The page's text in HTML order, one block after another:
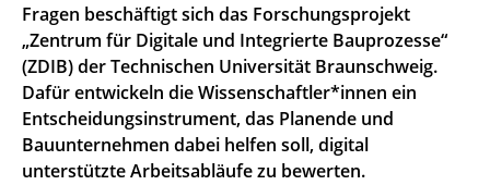
Fragen beschäftigt sich das Forschungsprojekt
„Zentrum für Digitale und Integrierte Bauprozesse“
(ZDIB) der Technischen Universität Braunschweig.
Dafür entwickeln die Wissenschaftler*innen ein
Entscheidungsinstrument, das Planende und
Bauunternehmen dabei helfen soll, digital
unterstützte Arbeitsabläufe zu bewerten.